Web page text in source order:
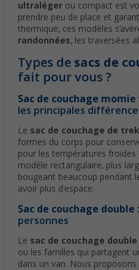
ultraléger ou compact est
prendre peu de place et
thermique, ces modèles
randonnées, les traversées
Types de sacs de
fait pour vous ?
Sac de couchage momie
les principales
Le sac de couchage de
formes du corps pour
pour les températures froides
modèle rectangulaire, plus
bougeant beaucoup pendant
avoir plus d'espace.
Sac de couchage double
personnes
Le sac de couchage double
ou les familles qui partagent
dans un van. Nous